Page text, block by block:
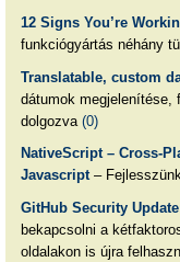
12 Signs You’re
funkciógyártás néhány
Translatable, custom
dátumok megjelenítése,
dolgozva (0)
NativeScript – Cross-
Javascript–
GitHub Security
bekapcsolni a
oldalakon is újra